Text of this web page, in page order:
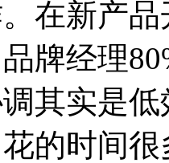
在新产
牌经理
调其实是
的时间